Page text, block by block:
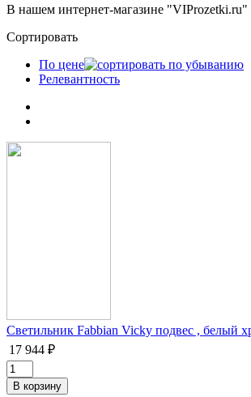
В нашем интернет-магазине
Сортировать
По цене
Релевантность
Светильник Fabbian Vicky подвес , белый
17 944 ₽